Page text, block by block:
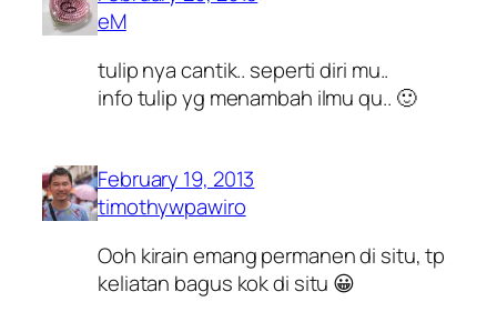
eM
tulip nya cantik.. seperti diri mu..
info tulip yg menambah ilmu qu.. 🙂
February 19, 2013
timothywpawiro
Ooh kirain emang permanen di situ, tp
keliatan bagus kok di situ 😀